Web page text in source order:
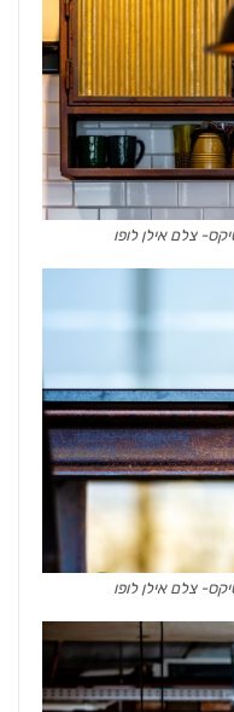
צלם אילן לופו
צלם אילן לופו